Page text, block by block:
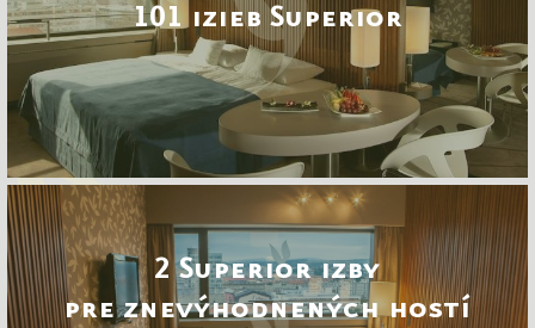
101 izieb Superior
2 Superior izby
pre znevýhodnených hostí